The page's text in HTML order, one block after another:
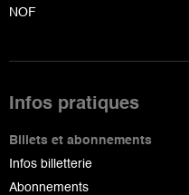
NOF
Infos pratiques
Billets et abonnements
Infos billetterie
Abonnements